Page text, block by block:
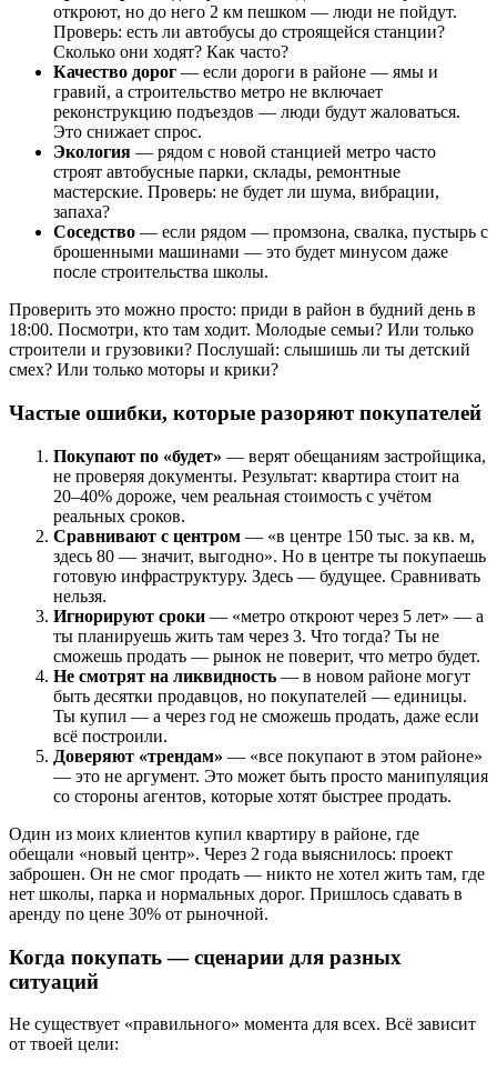
откроют, но до него 2 км пешком — люди не пойдут.
Проверь: есть ли автобусы до строящейся станции?
Сколько они ходят? Как часто?
Качество дорог — если дороги в районе — ямы и
гравий, а строительство метро не включает
реконструкцию подъездов — люди будут жаловаться.
Это снижает спрос.
Экология — рядом с новой станцией метро часто
строят автобусные парки, склады, ремонтные
мастерские. Проверь: не будет ли шума, вибрации,
запаха?
Соседство — если рядом — промзона, свалка, пустырь с
брошенными машинами — это будет минусом даже
после строительства школы.
Проверить это можно просто: приди в район в будний день в
18:00. Посмотри, кто там ходит. Молодые семьи? Или только
строители и грузовики? Послушай: слышишь ли ты детский
смех? Или только моторы и крики?
Частые ошибки, которые разоряют покупателей
Покупают по «будет» — верят обещаниям застройщика,
не проверяя документы. Результат: квартира стоит на
20–40% дороже, чем реальная стоимость с учётом
реальных сроков.
Сравнивают с центром — «в центре 150 тыс. за кв. м,
здесь 80 — значит, выгодно». Но в центре ты покупаешь
готовую инфраструктуру. Здесь — будущее. Сравнивать
нельзя.
Игнорируют сроки — «метро откроют через 5 лет» — а
ты планируешь жить там через 3. Что тогда? Ты не
сможешь продать — рынок не поверит, что метро будет.
Не смотрят на ликвидность — в новом районе могут
быть десятки продавцов, но покупателей — единицы.
Ты купил — а через год не сможешь продать, даже если
всё построили.
Доверяют «трендам» — «все покупают в этом районе»
— это не аргумент. Это может быть просто манипуляция
со стороны агентов, которые хотят быстрее продать.
Один из моих клиентов купил квартиру в районе, где
обещали «новый центр». Через 2 года выяснилось: проект
заброшен. Он не смог продать — никто не хотел жить там, где
нет школы, парка и нормальных дорог. Пришлось сдавать в
аренду по цене 30% от рыночной.
Когда покупать — сценарии для разных
ситуаций
Не существует «правильного» момента для всех. Всё зависит
от твоей цели: